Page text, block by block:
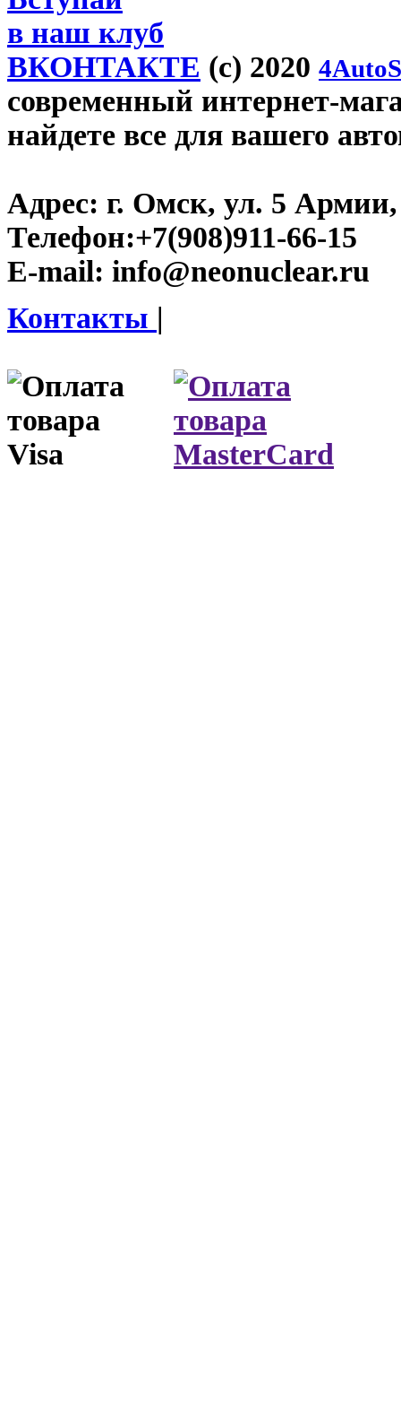
в наш клуб
ВКОНТАКТЕ (c) 2020
современный интернет-
найдете все для вашего
Адрес: г. Омск, ул. 5 Армии,
Телефон:+7(908)911-66-15
E-mail: info@neonuclear.ru
Контакты |